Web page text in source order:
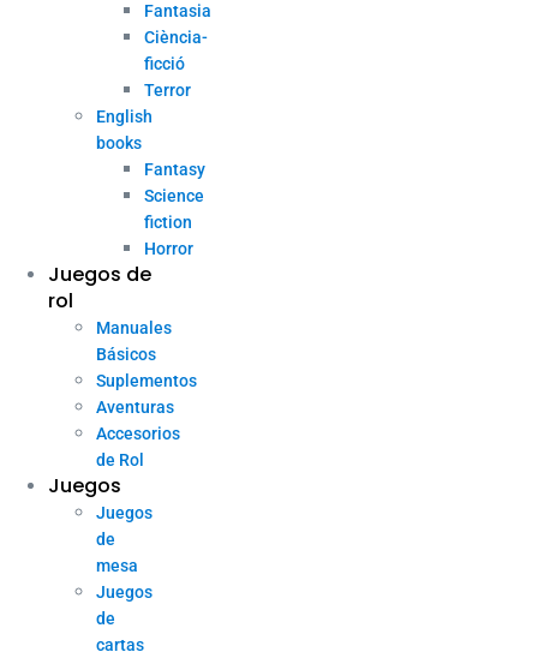
Fantasia
Ciència-
ficció
Terror
English
books
Fantasy
Science
fiction
Horror
Juegos de
rol
Manuales
Básicos
Suplementos
Aventuras
Accesorios
de Rol
Juegos
Juegos
de
mesa
Juegos
de
cartas